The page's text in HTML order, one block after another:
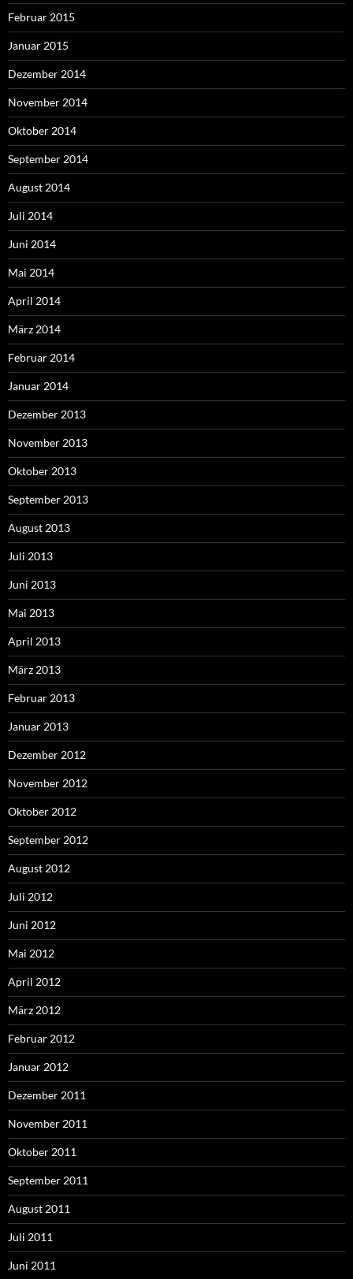
Februar 2015
Januar 2015
Dezember 2014
November 2014
Oktober 2014
September 2014
August 2014
Juli 2014
Juni 2014
Mai 2014
April 2014
März 2014
Februar 2014
Januar 2014
Dezember 2013
November 2013
Oktober 2013
September 2013
August 2013
Juli 2013
Juni 2013
Mai 2013
April 2013
März 2013
Februar 2013
Januar 2013
Dezember 2012
November 2012
Oktober 2012
September 2012
August 2012
Juli 2012
Juni 2012
Mai 2012
April 2012
März 2012
Februar 2012
Januar 2012
Dezember 2011
November 2011
Oktober 2011
September 2011
August 2011
Juli 2011
Juni 2011